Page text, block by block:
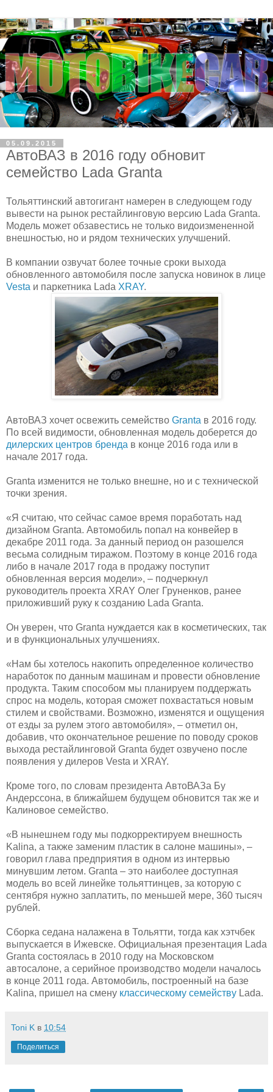
05.09.2015
АвтоВАЗ в 2016 году обновит
семейство Lada Granta
Тольяттинский автогигант намерен в следующем году
вывести на рынок рестайлинговую версию Lada Granta.
Модель может обзавестись не только видоизмененной
внешностью, но и рядом технических улучшений.
В компании озвучат более точные сроки выхода
обновленного автомобиля после запуска новинок в лице
Vesta и паркетника Lada XRAY.
АвтоВАЗ хочет освежить семейство Granta в 2016 году.
По всей видимости, обновленная модель доберется до
дилерских центров бренда в конце 2016 года или в
начале 2017 года.
Granta изменится не только внешне, но и с технической
точки зрения.
«Я считаю, что сейчас самое время поработать над
дизайном Granta. Автомобиль попал на конвейер в
декабре 2011 года. За данный период он разошелся
весьма солидным тиражом. Поэтому в конце 2016 года
либо в начале 2017 года в продажу поступит
обновленная версия модели», – подчеркнул
руководитель проекта XRAY Олег Груненков, ранее
приложивший руку к созданию Lada Granta.
Он уверен, что Granta нуждается как в косметических, так
и в функциональных улучшениях.
«Нам бы хотелось накопить определенное количество
наработок по данным машинам и провести обновление
продукта. Таким способом мы планируем поддержать
спрос на модель, которая сможет похвастаться новым
стилем и свойствами. Возможно, изменятся и ощущения
от езды за рулем этого автомобиля», – отметил он,
добавив, что окончательное решение по поводу сроков
выхода рестайлинговой Granta будет озвучено после
появления у дилеров Vesta и XRAY.
Кроме того, по словам президента АвтоВАЗа Бу
Андерссона, в ближайшем будущем обновится так же и
Калиновое семейство.
«В нынешнем году мы подкорректируем внешность
Kalina, а также заменим пластик в салоне машины», –
говорил глава предприятия в одном из интервью
минувшим летом. Granta – это наиболее доступная
модель во всей линейке тольяттинцев, за которую с
сентября нужно заплатить, по меньшей мере, 360 тысяч
рублей.
Сборка седана налажена в Тольятти, тогда как хэтчбек
выпускается в Ижевске. Официальная презентация Lada
Granta состоялась в 2010 году на Московском
автосалоне, а серийное производство модели началось
в конце 2011 года. Автомобиль, построенный на базе
Kalina, пришел на смену классическому семейству Lada.
Toni K в 10:54
Поделиться